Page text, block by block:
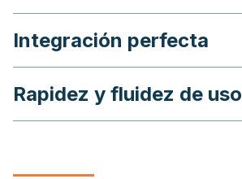
Integración perfecta
Rapidez y fluidez de uso